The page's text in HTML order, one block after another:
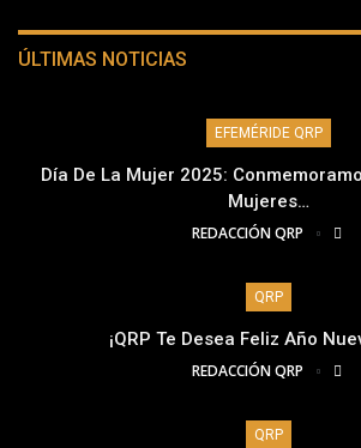
ÚLTIMAS NOTICIAS
EFEMÉRIDE QRP
Día De La Mujer 2025:
Mujeres…
REDACCIÓN QRP
QRP
¡QRP Te Desea Feliz Año
REDACCIÓN QRP
QRP